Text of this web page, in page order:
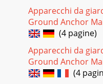
Apparecchi da
Ground Anchor
(4 pagine)
Apparecchi da
Ground Anchor
(4